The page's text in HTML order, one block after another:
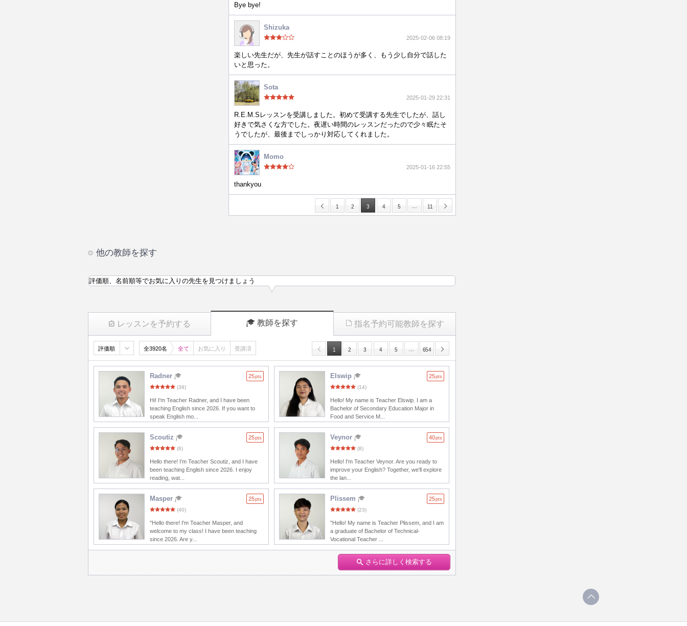
Bye bye!
Shizuka
2025-02-06 08:19
楽しい先生だが、先生が話すことのほうが多く、もう少し自分で話した
いと思った。
Sota
2025-01-29 22:31
R.E.M.Sレッスンを受講しました。初めて受講する先生でしたが、話し
好きで気さくな方でした。夜遅い時間のレッスンだったので少々眠たそ
うでしたが、最後までしっかり対応してくれました。
Momo
2025-01-16 22:55
thankyou
1 2 3 4 5 11
他の教師を探す
レッスンを予約する 教師を探す 指名予約可能教師を探す
評価順、名前順等でお気に入りの先生を見つけましょう
評価順 全3920名 全て お気に入り 受講済 1 2 3 4 5 654
Radner 25pts
(38)
Hi! I'm Teacher Radner, and I have been
teaching English since 2026. If you want to
speak English mo...
Elswip 25pts
(14)
Hello! My name is Teacher Elswip. I am a
Bachelor of Secondary Education Major in
Food and Service M...
Scoutiz 25pts
(6)
Hello there! I’m Teacher Scoutiz, and I have
been teaching English since 2026. I enjoy
reading, wat...
Veynor 40pts
(8)
Hello! I'm Teacher Veynor. Are you ready to
improve your English? Together, we'll explore
the lan...
Masper 25pts
(40)
"Hello there! I'm Teacher Masper, and
welcome to my class! I have been teaching
since 2026. Are y...
Plissem 25pts
(23)
"Hello! My name is Teacher Plissem, and I am
a graduate of Bachelor of Technical-
Vocational Teacher ...
さらに詳しく検索する